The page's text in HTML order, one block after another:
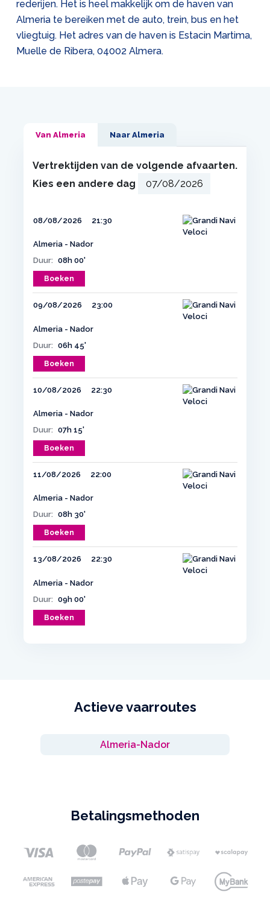
rederijen. Het is heel makkelijk om de haven van
Almeria te bereiken met de auto, trein, bus en het
vliegtuig. Het adres van de haven is Estacin Martima,
Muelle de Ribera, 04002 Almera.
Van Almeria Naar Almeria
Vertrektijden van de volgende afvaarten.
Kies een andere dag
08/08/2026 21:30
Almeria - Nador
Duur: 08h 00'
Boeken
09/08/2026 23:00
Almeria - Nador
Duur: 06h 45'
Boeken
10/08/2026 22:30
Almeria - Nador
Duur: 07h 15'
Boeken
11/08/2026 22:00
Almeria - Nador
Duur: 08h 30'
Boeken
13/08/2026 22:30
Almeria - Nador
Duur: 09h 00'
Boeken
Actieve vaarroutes
Almeria-Nador
Betalingsmethoden